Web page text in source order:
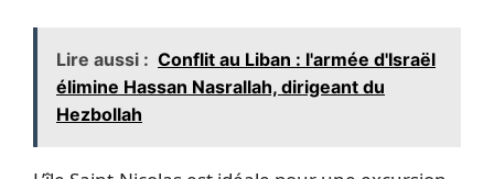
Lire aussi : Conflit au Liban : l'armée d'Israël
élimine Hassan Nasrallah, dirigeant du
Hezbollah